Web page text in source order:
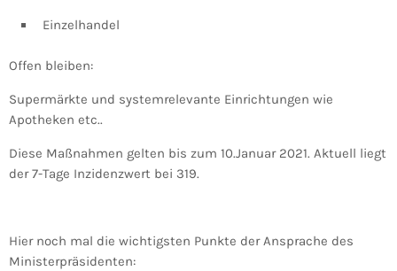
Einzelhandel
Offen bleiben:
Supermärkte und systemrelevante Einrichtungen wie
Apotheken etc..
Diese Maßnahmen gelten bis zum 10.Januar 2021. Aktuell liegt
der 7-Tage Inzidenzwert bei 319.
Hier noch mal die wichtigsten Punkte der Ansprache des
Ministerpräsidenten: